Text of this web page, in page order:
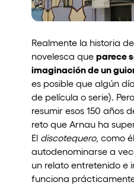
Realmente la historia
novelesca que parece
imaginación de un
es posible que algún
de película o serie).
resumir esos 150 años
reto que Arnau ha
El discotequero, como
autodenominarse a
un relato entretenido e
funciona